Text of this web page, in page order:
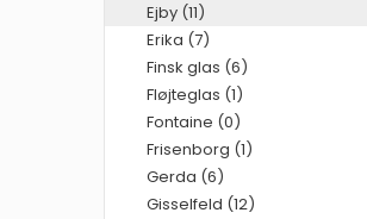
Ejby (11)
Erika (7)
Finsk glas (6)
Fløjteglas (1)
Fontaine (0)
Frisenborg (1)
Gerda (6)
Gisselfeld (12)